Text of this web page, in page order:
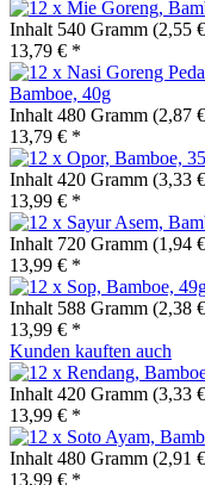
Inhalt 540 Gramm (2,55
13,79 € *
Bamboe, 40g
Inhalt 480 Gramm (2,87
13,79 € *
Inhalt 420 Gramm (3,33
13,99 € *
Inhalt 720 Gramm (1,94
13,99 € *
Inhalt 588 Gramm (2,38
13,99 € *
Kunden kauften auch
Inhalt 420 Gramm (3,33
13,99 € *
Inhalt 480 Gramm (2,91
13,99 € *